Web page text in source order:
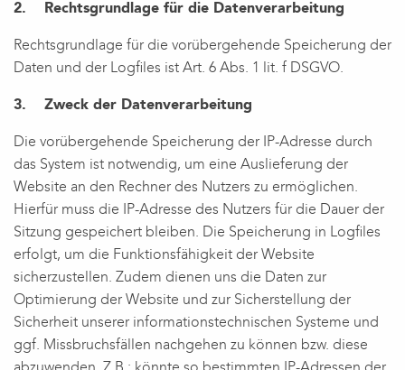
2. Rechtsgrundlage für die Datenverarbeitung
Rechtsgrundlage für die vorübergehende Speicherung der
Daten und der Logfiles ist Art. 6 Abs. 1 lit. f DSGVO.
3. Zweck der Datenverarbeitung
Die vorübergehende Speicherung der IP-Adresse durch
das System ist notwendig, um eine Auslieferung der
Website an den Rechner des Nutzers zu ermöglichen.
Hierfür muss die IP-Adresse des Nutzers für die Dauer der
Sitzung gespeichert bleiben. Die Speicherung in Logfiles
erfolgt, um die Funktionsfähigkeit der Website
sicherzustellen. Zudem dienen uns die Daten zur
Optimierung der Website und zur Sicherstellung der
Sicherheit unserer informationstechnischen Systeme und
ggf. Missbruchsfällen nachgehen zu können bzw. diese